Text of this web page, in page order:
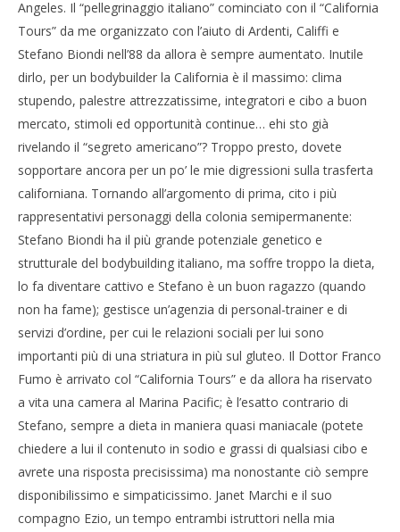
Angeles. Il “pellegrinaggio italiano” cominciato con il “California
Tours” da me organizzato con l’aiuto di Ardenti, Califfi e
Stefano Biondi nell’88 da allora è sempre aumentato. Inutile
dirlo, per un bodybuilder la California è il massimo: clima
stupendo, palestre attrezzatissime, integratori e cibo a buon
mercato, stimoli ed opportunità continue… ehi sto già
rivelando il “segreto americano”? Troppo presto, dovete
sopportare ancora per un po’ le mie digressioni sulla trasferta
californiana. Tornando all’argomento di prima, cito i più
rappresentativi personaggi della colonia semipermanente:
Stefano Biondi ha il più grande potenziale genetico e
strutturale del bodybuilding italiano, ma soffre troppo la dieta,
lo fa diventare cattivo e Stefano è un buon ragazzo (quando
non ha fame); gestisce un’agenzia di personal-trainer e di
servizi d’ordine, per cui le relazioni sociali per lui sono
importanti più di una striatura in più sul gluteo. Il Dottor Franco
Fumo è arrivato col “California Tours” e da allora ha riservato
a vita una camera al Marina Pacific; è l’esatto contrario di
Stefano, sempre a dieta in maniera quasi maniacale (potete
chiedere a lui il contenuto in sodio e grassi di qualsiasi cibo e
avrete una risposta precisissima) ma nonostante ciò sempre
disponibilissimo e simpaticissimo. Janet Marchi e il suo
compagno Ezio, un tempo entrambi istruttori nella mia